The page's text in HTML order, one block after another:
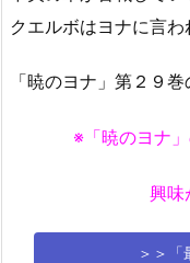
クエルボはヨナに言わ
「暁のヨナ」第２９
※「暁のヨナ
興味
＞＞「